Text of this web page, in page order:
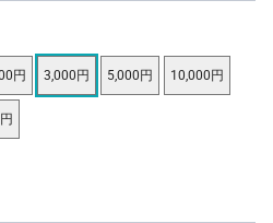
円 3,000円 5,000円 10,000円